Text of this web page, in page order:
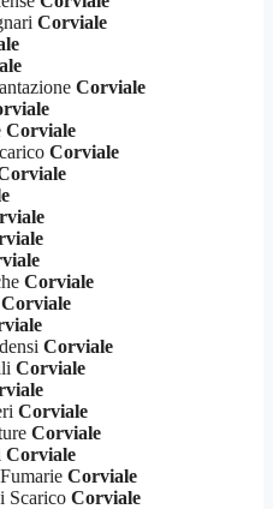
Corviale
Corviale
Corviale
Corviale
Corviale
Corviale
Corviale
Corviale
Corviale
Corviale
Corviale
Corviale
Scarico Corviale